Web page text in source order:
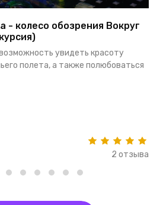
- колесо обозрения Вокруг
увидеть красоту
полета, а также полюбоваться
2 отзыва